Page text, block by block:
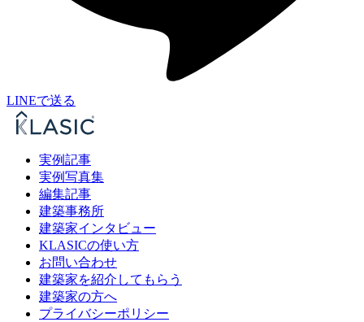
LINEで送る
実例記事
実例写真集
編集記事
建築事務所
建築家インタビュー
KLASICの使い方
お問い合わせ
建築家を紹介してもらう
建築家の方へ
プライバシーポリシー